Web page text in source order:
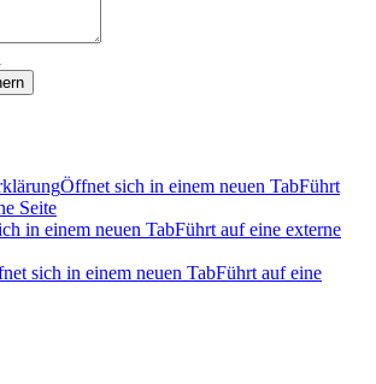
Öffnet sich in einem neuen TabFührt
Seite
in einem neuen TabFührt auf eine externe
sich in einem neuen TabFührt auf eine